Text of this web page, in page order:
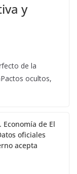
y
de la
ocultos,
Economía de El
oficiales
acepta